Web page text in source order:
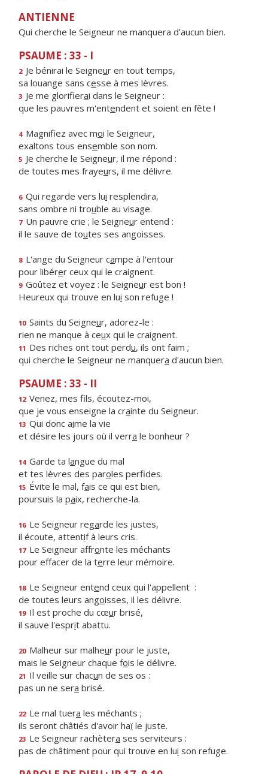
ANTIENNE
Qui cherche le Seigneur ne manquera d’aucun bien.
PSAUME : 33 - I
2 Je bénirai le Seigneur en tout temps,
sa louange sans cesse à mes lèvres.
3 Je me glorifierai dans le Seigneur :
que les pauvres m'entendent et soient en fête !
4 Magnifiez avec moi le Seigneur,
exaltons tous ensemble son nom.
5 Je cherche le Seigneur, il me répond :
de toutes mes frayeurs, il me délivre.
6 Qui regarde vers lui resplendira,
sans ombre ni trouble au visage.
7 Un pauvre crie ; le Seigneur entend :
il le sauve de toutes ses angoisses.
8 L'ange du Seigneur campe à l'entour
pour libérer ceux qui le craignent.
9 Goûtez et voyez : le Seigneur est bon !
Heureux qui trouve en lui son refuge !
10 Saints du Seigneur, adorez-le :
rien ne manque à ceux qui le craignent.
11 Des riches ont tout perdu, ils ont faim ;
qui cherche le Seigneur ne manquera d'aucun bien.
PSAUME : 33 - II
12 Venez, mes fls, écoutez-moi,
que je vous enseigne la crainte du Seigneur.
13 Qui donc aime la vie
et désire les jours où il verra le bonheur ?
14 Garde ta langue du mal
et tes lèvres des paroles perfides.
15 Évite le mal, fais ce qui est bien,
poursuis la paix, recherche-la.
16 Le Seigneur regarde les justes,
il écoute, attentif à leurs cris.
17 Le Seigneur affronte les méchants
pour effacer de la terre leur mémoire.
18 Le Seigneur entend ceux qui l'appellent :
de toutes leurs angoisses, il les délivre.
19 Il est proche du cœur brisé,
il sauve l'esprit abattu.
20 Malheur sur malheur pour le juste,
mais le Seigneur chaque fois le délivre.
21 Il veille sur chacun de ses os :
pas un ne sera brisé.
22 Le mal tuera les méchants ;
ils seront châtiés d'avoir haï le juste.
23 Le Seigneur rachètera ses serviteurs :
pas de châtiment pour qui trouve en lui son refuge.